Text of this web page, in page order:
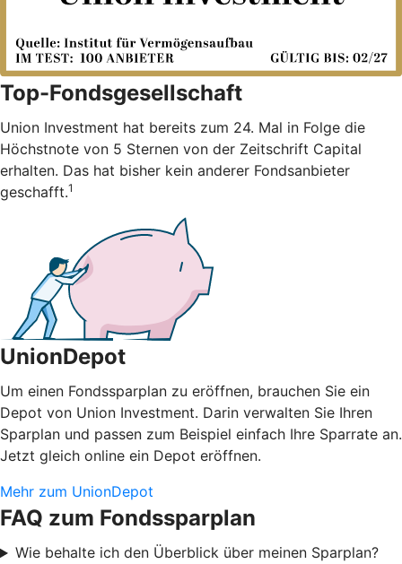
Top-Fondsgesellschaft
Union Investment hat bereits zum 24. Mal in Folge die
Höchstnote von 5 Sternen von der Zeitschrift Capital
erhalten. Das hat bisher kein anderer Fondsanbieter
geschafft.1
UnionDepot
Um einen Fondssparplan zu eröffnen, brauchen Sie ein
Depot von Union Investment. Darin verwalten Sie Ihren
Sparplan und passen zum Beispiel einfach Ihre Sparrate an.
Jetzt gleich online ein Depot eröffnen.
Mehr zum UnionDepot
FAQ zum Fondssparplan
Wie behalte ich den Überblick über meinen Sparplan?